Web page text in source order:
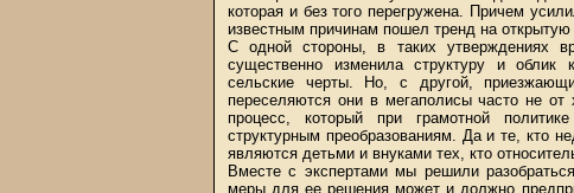
которая и без того перегружена. Причем
известным причинам пошел тренд на
С одной стороны, в таких утверждениях
существенно изменила структуру и облик
сельские черты. Но, с другой,
переселяются они в мегаполисы часто не
процесс, который при грамотной
структурным преобразованиям. Да и те, кто
являются детьми и внуками тех, кто
Вместе с экспертами мы решили
меры для ее решения может и должно